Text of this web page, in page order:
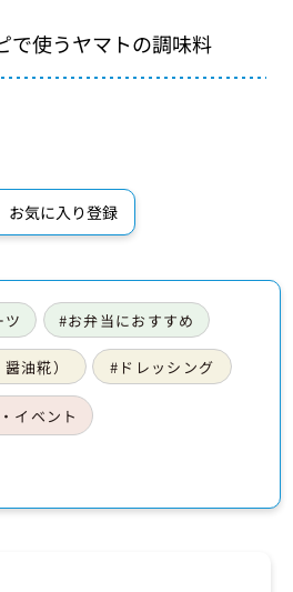
で使うヤマトの調味料
お気に入り登録
ツ #お弁当におすすめ
油糀） #ドレッシング
イベント